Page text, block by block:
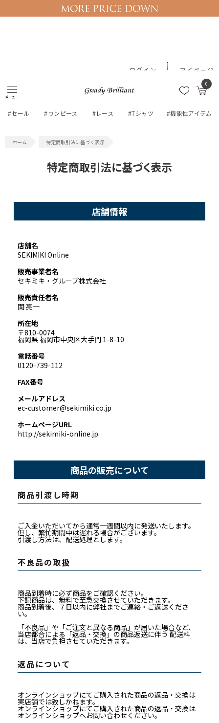
メニュー
0
ログイン マイページ
#セール #ワンピース #レース #Tシャツ #機能性アイテム
特定商取引法に基づく表示
特定商取引法に基づく表示
店舗情報
店舗名
SEKIMIKI Online
販売事業者名
セキミキ・グループ株式会社
販売責任者名
関 亮一
所在地
〒810-0074
福岡県 福岡市中央区大手門 1-8-10
電話番号
0120-739-112
FAX番号
メールアドレス
ec-customer@sekimiki.co.jp
ホームページURL
http://sekimiki-online.jp
商品の販売について
商品引渡し時期
ご入金いただいてから通常一週間以内に発送いたします。
但し、繁忙期間中は遅れる場合がございます。
引渡し方法は、配送処理とします。
不良品の取扱
商品到着時に必ず商品をご確認ください。
下記商品は、無料で至急交換させていただきます。
商品到着後、７日以内に弊社までご連絡・ご返送くださ
い。
「不良品」や「ご注文と異なる商品」が届いた場合など、
当店都合による「返品・交換」の商品返送に伴う 配送料
は、当店で負担させていただきます。
返品について
オンラインショップにてご購入された商品の返品・交換は
実店舗では致しかねます。
オンラインショップにてご購入された商品の返品・交換は
オンラインショップへお問い合わせください。